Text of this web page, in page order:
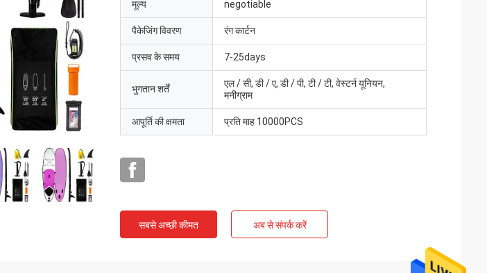
मूल्य negotiable
पैकेजिंग विवरण रंग कार्टन
प्रसव के समय 7-25days
भुगतान शर्तें
एल / सी, डी / ए, डी / पी, टी / टी, वेस्टर्न यूनियन,
मनीग्राम
आपूर्ति की क्षमता प्रति माह 10000PCS
सबसे अच्छी कीमत अब से संपर्क करें